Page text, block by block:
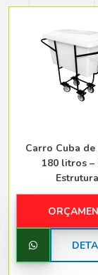
Carro Cuba
180 litros –
Brasília -
Goiânia -
Belo